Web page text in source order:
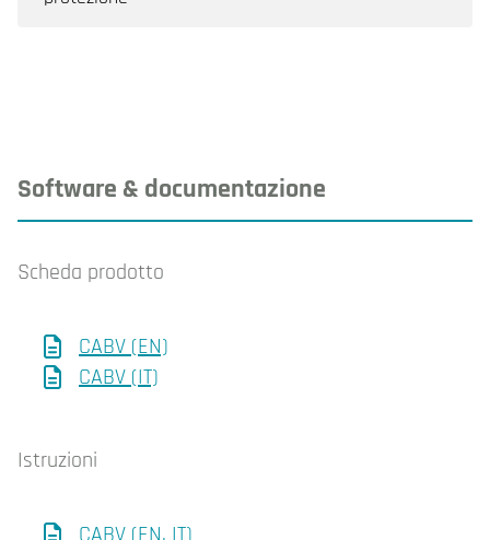
Software & documentazione
Scheda prodotto
CABV (EN)
CABV (IT)
Istruzioni
CABV (EN, IT)